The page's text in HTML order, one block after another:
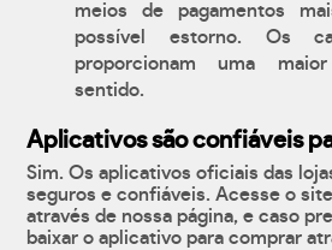
meios de pagamentos
possível estorno. Os
proporcionam uma
sentido.
Aplicativos são confiáveis
Sim. Os aplicativos oficiais das
seguros e confiáveis. Acesse o
através de nossa página, e caso
baixar o aplicativo para comprar